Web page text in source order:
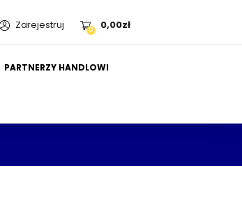
Zarejestruj 0 0,00zł
PARTNERZY HANDLOWI